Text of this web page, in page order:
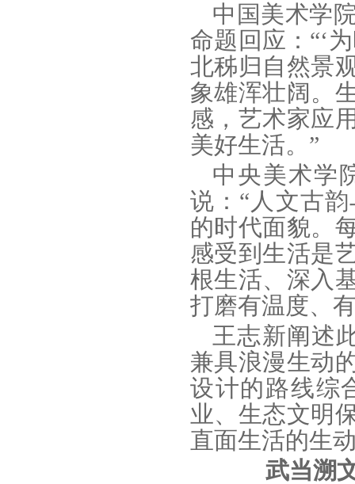
中国美术学
命题回应：“‘
北秭归自然景
象雄浑壮阔。
感，艺术家应
美好生活。”
中央美术学
说：“人文古
的时代面貌。
感受到生活是
根生活、深入
打磨有温度、
王志新阐述
兼具浪漫生动
设计的路线综
业、生态文明
直面生活的生
武当溯